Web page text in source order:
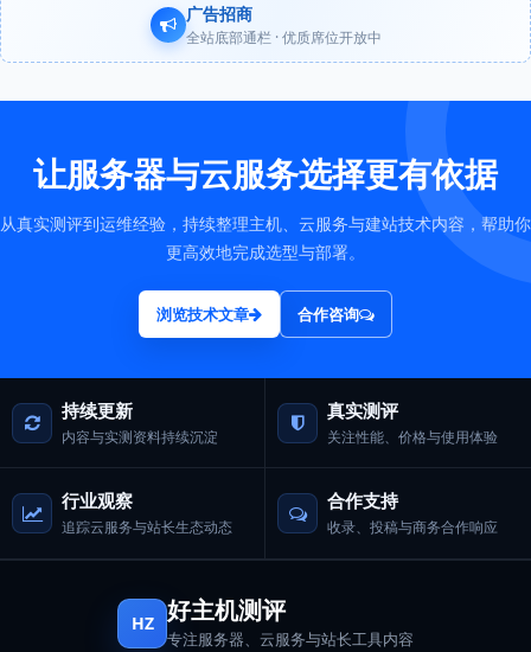
广告招商
全站底部通栏 · 优质席位开放中
让服务器与云服务选择更有依据
从真实测评到运维经验，持续整理主机、云服务与建站技术内容，帮助你
更高效地完成选型与部署。
浏览技术文章 合作咨询
持续更新
内容与实测资料持续沉淀
真实测评
关注性能、价格与使用体验
行业观察
追踪云服务与站长生态动态
合作支持
收录、投稿与商务合作响应
HZ 好主机测评
专注服务器、云服务与站长工具内容